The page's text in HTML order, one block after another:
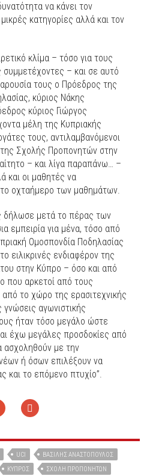
να κάνει τον
κατηγορίες αλλά και τον
κλίμα – τόσο για τους
συμμετέχοντες – και σε αυτό
τους ο Πρόεδρος της
κύριος Νάκης
κύριος Γιώργος
μέλη της Κυπριακής
τους, αντιλαμβανόμενοι
Σχολής Προπονητών στην
– και λίγα παραπάνω… –
και οι μαθητές να
οχταήμερο των μαθημάτων.
δήλωσε μετά το πέρας των
εμπειρία για μένα, τόσο από
Ομοσπονδία Ποδηλασίας
ειλικρινές ενδιαφέρον της
στην Κύπρο – όσο και από
που αρκετοί από τους
το χώρο της ερασιτεχνικής
γνώσεις αγωνιστικής
ήταν τόσο μεγάλο ώστε
έχω μεγάλες προσδοκίες από
ασχοληθούν με την
ή όσων επιλέξουν να
και το επόμενο πτυχίο”.
UCI
ΒΑΣΊΛΗΣ ΑΝΑΣΤΌΠΟΥΛΟΣ
ΚΎΠΡΟΣ ΣΧΟΛΉ ΠΡΟΠΟΝΗΤΏΝ